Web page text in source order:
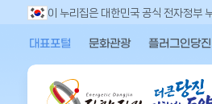
이 누리집은 대한민국 공식 전자정부
대표포털 문화관광 플러그인당진